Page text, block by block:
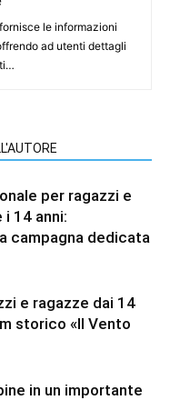
le informazioni
ad utenti dettagli
per ragazzi e
14 anni:
campagna dedicata
e ragazze dai 14
storico «Il Vento
in un importante